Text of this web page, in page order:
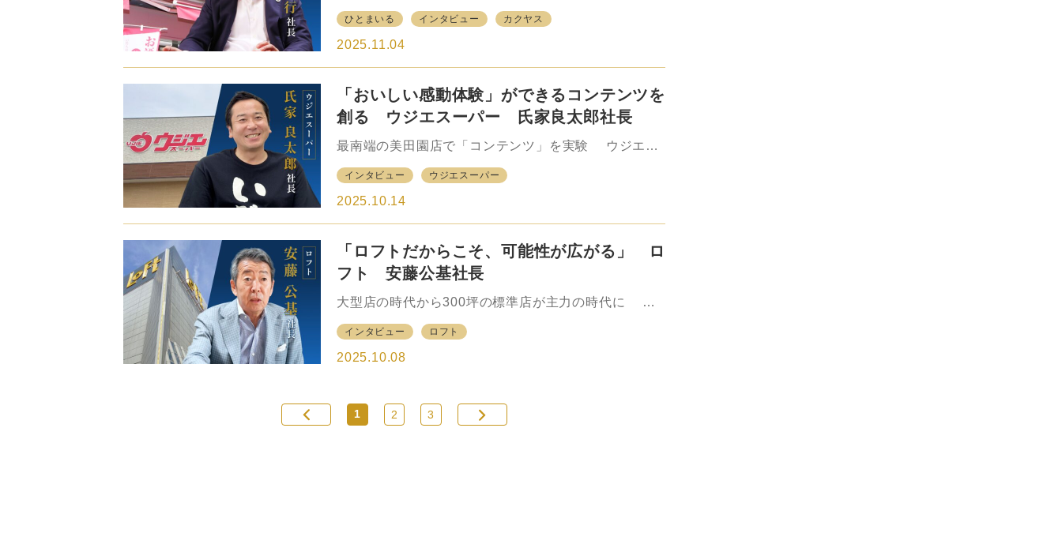
いる。 業界再編の中にあっても、商品力強化の側面
でセブン&…
を主力事業とする持ち株会社のカクヤスグループは創
業104年目を迎えた今年7月、大きな事業再編を実施し
かした形での新たな事業モデルを追求するためであ
る。 もっとも、同社は1990年代～2000年代にかけ
てはバブル崩壊による価格競争や酒類小売免許の緩和
による競争激化、また、直近では2020年から新型コロ
る中、都度戦略、あるいは事業そのものの形を変えな
がら成長…
ひとまいる インタビュー カクヤス
2025.11.04
「おいしい感動体験」ができるコンテンツを
創る ウジエスーパー 氏家良太郎社長
最南端の美田園店で「コンテンツ」を実験 ウジエス
スーパーマーケット（SM）企業だ。創業は戦後間もな
い1947年にまでさかのぼる。この間、80年弱に渡って
指すビジョンを掲げ、独自性のあるフォーマットの構
築を目指すなど、「地域SMとしての成長戦略」を模索
している。 創業家出身で2024年に3代目の社長に就
任した氏家良太郎（うじえ・りょうたろう）社長に今
億円。利益を含め、トレンドとしてはどうなのだ…
インタビュー ウジエスーパー
2025.10.14
「ロフトだからこそ、可能性が広がる」 ロ
フト 安藤公基社長
大型店の時代から300坪の標準店が主力の時代に 黄
ぶ専門店「ロフト」。ロフトはいまから40年近く前の
1987年、西武百貨店渋谷店の別館に設けられた「ロフ
タート、既存の百貨店の趣味雑貨売場を超えたコンセ
プトを模索したメンバーの中に、現在、社長としてロ
インタビュー ロフト
2025.10.08
1 2 3